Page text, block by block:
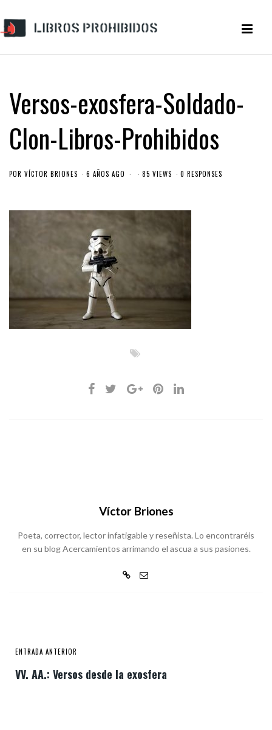
Versos-exosfera-Soldado-
Clon-Libros-Prohibidos
POR VÍCTOR BRIONES 6 AÑOS AGO 85 VIEWS 0 RESPONSES
Víctor Briones
Poeta, corrector, lector infatigable y reseñista. Lo encontraréis
en su blog Acercamientos arrimando el ascua a sus pasiones.
ENTRADA ANTERIOR
VV. AA.: Versos desde la exosfera